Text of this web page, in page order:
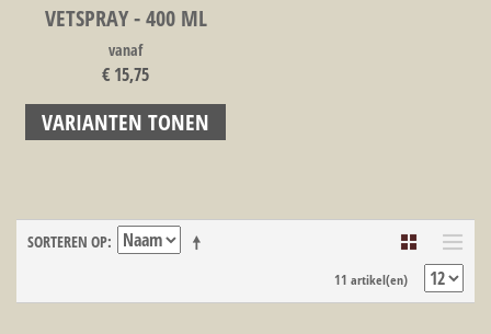
VETSPRAY - 400 ML
vanaf
€ 15,75
VARIANTEN TONEN
SORTEREN OP
11 artikel(en)